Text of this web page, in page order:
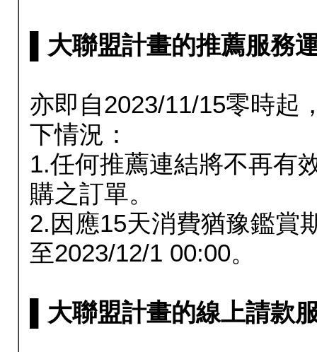
▌大聯盟計畫的推薦服務
亦即自2023/11/15零時起
下情況：
1.任何推薦連結將不再有
購之訂單。
2.因應15天消費猶豫鑑賞
至2023/12/1 00:00。
▌大聯盟計畫的線上請款